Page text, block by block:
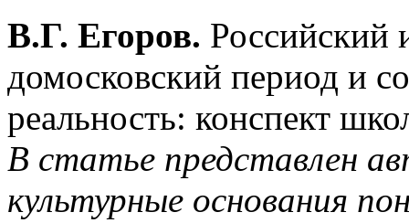
В.Г. Егоров. Российский
домосковский период и
реальность: конспект
В статье представлен
культурные основания